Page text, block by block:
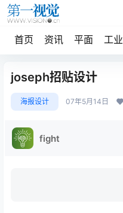
首页 资讯 平面 工业
joseph招贴设计
海报设计 07年5月14日
fight